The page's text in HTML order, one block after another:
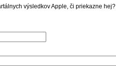
výsledkov Apple, či priekazne hej?